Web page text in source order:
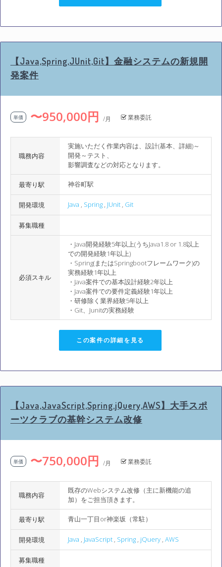
【Java,Spring,JUnit,Git】金融システムの新規開
発案件
単価 〜950,000円 /月 業務委託
職務内容
実施いただく作業内容は、設計(基本、詳細)～
開発～テスト、
影響調査などの対応となります。
最寄り駅 神谷町駅
開発環境 Java , Spring , JUnit , Git
募集職種
必須スキル
・Java開発経験5年以上(うちJava1.8 or 1.8以上
での開発経験1年以上)
・Spring(またはSpringbootフレームワーク)の
実務経験1年以上
・Java案件での基本設計経験2年以上
・Java案件での要件定義経験1年以上
・研修除く業界経験5年以上
・Git、Junitの実務経験
この案件の詳細を見る
【Java,JavaScript,Spring,jQuery,AWS】大手スポ
ーツクラブの基幹システム改修
単価 〜750,000円 /月 業務委託
職務内容
既存のWebシステム改修（主に新機能の追
加）をご担当頂きます。
最寄り駅 青山一丁目or神楽坂（常駐）
開発環境 Java , JavaScript , Spring , jQuery , AWS
募集職種